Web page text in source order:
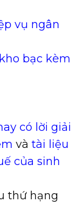
vụ ngân
bạc kèm
có lời giải
và tài liệu
của sinh
thứ hạng